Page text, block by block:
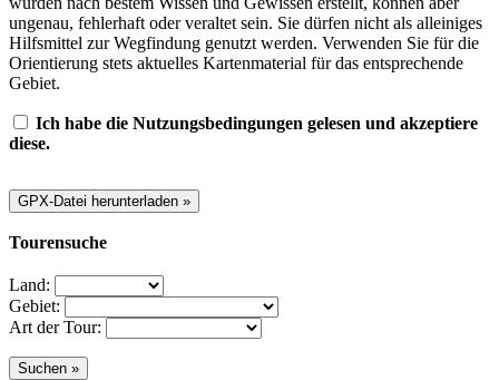
ungenau, fehlerhaft oder veraltet sein. Sie dürfen nicht als alleiniges
Hilfsmittel zur Wegfindung genutzt werden. Verwenden Sie für die
Orientierung stets aktuelles Kartenmaterial für das entsprechende
Gebiet.
Ich habe die Nutzungsbedingungen gelesen und akzeptiere
diese.
Tourensuche
Land:
Gebiet:
Art der Tour: